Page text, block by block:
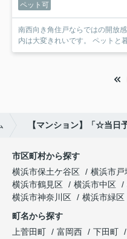
ペット可
南西向き角住戸ならではの開放
内は大変きれいです。 ペットと
【マンション】「☆当日
市区町村から探す
横浜市保土ケ谷区
横浜市戸
横浜市鶴見区
横浜市中区
横浜市神奈川区
横浜市緑区
町名から探す
上菅田町
富岡西 下田町